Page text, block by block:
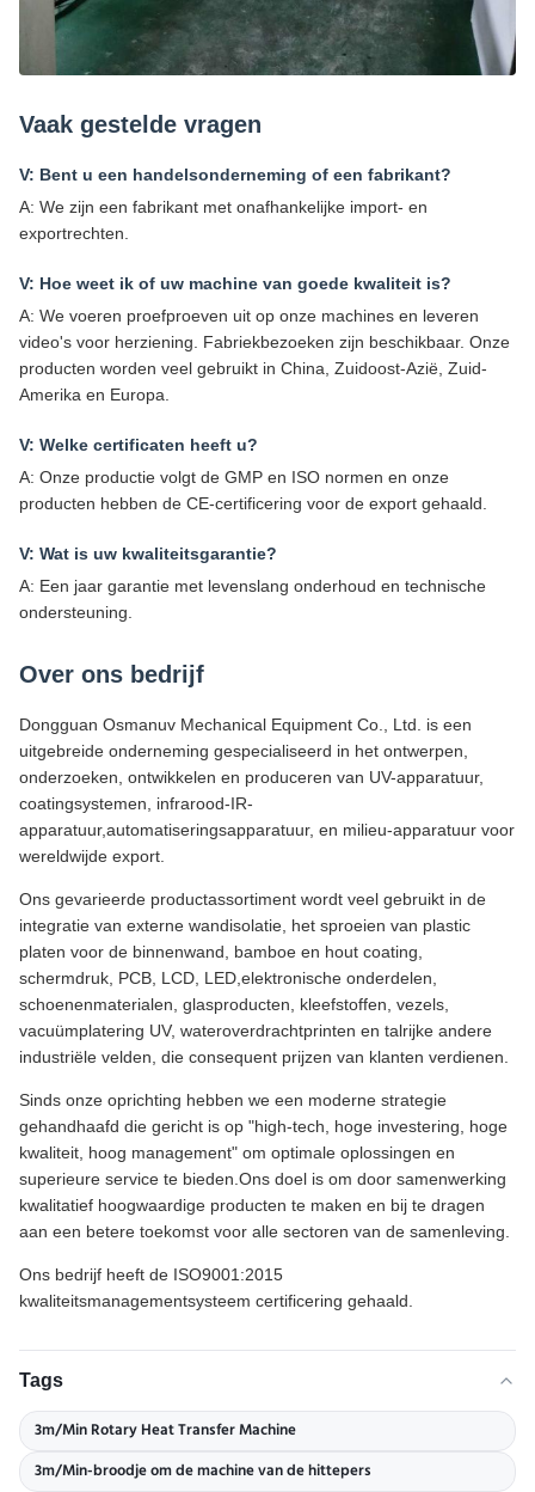
Vaak gestelde vragen
V: Bent u een handelsonderneming of een fabrikant?
A: We zijn een fabrikant met onafhankelijke import- en
exportrechten.
V: Hoe weet ik of uw machine van goede kwaliteit is?
A: We voeren proefproeven uit op onze machines en leveren
video's voor herziening. Fabriekbezoeken zijn beschikbaar. Onze
producten worden veel gebruikt in China, Zuidoost-Azië, Zuid-
Amerika en Europa.
V: Welke certificaten heeft u?
A: Onze productie volgt de GMP en ISO normen en onze
producten hebben de CE-certificering voor de export gehaald.
V: Wat is uw kwaliteitsgarantie?
A: Een jaar garantie met levenslang onderhoud en technische
ondersteuning.
Over ons bedrijf
Dongguan Osmanuv Mechanical Equipment Co., Ltd. is een
uitgebreide onderneming gespecialiseerd in het ontwerpen,
onderzoeken, ontwikkelen en produceren van UV-apparatuur,
coatingsystemen, infrarood-IR-
apparatuur,automatiseringsapparatuur, en milieu-apparatuur voor
wereldwijde export.
Ons gevarieerde productassortiment wordt veel gebruikt in de
integratie van externe wandisolatie, het sproeien van plastic
platen voor de binnenwand, bamboe en hout coating,
schermdruk, PCB, LCD, LED,elektronische onderdelen,
schoenenmaterialen, glasproducten, kleefstoffen, vezels,
vacuümplatering UV, wateroverdrachtprinten en talrijke andere
industriële velden, die consequent prijzen van klanten verdienen.
Sinds onze oprichting hebben we een moderne strategie
gehandhaafd die gericht is op "high-tech, hoge investering, hoge
kwaliteit, hoog management" om optimale oplossingen en
superieure service te bieden.Ons doel is om door samenwerking
kwalitatief hoogwaardige producten te maken en bij te dragen
aan een betere toekomst voor alle sectoren van de samenleving.
Ons bedrijf heeft de ISO9001:2015
kwaliteitsmanagementsysteem certificering gehaald.
Tags
3m/Min Rotary Heat Transfer Machine
3m/Min-broodje om de machine van de hittepers